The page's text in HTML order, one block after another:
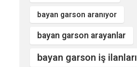
bayan garson aranıyor
bayan garson arayanlar
bayan garson iş ilanları